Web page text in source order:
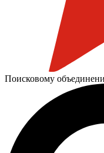
Поисковому